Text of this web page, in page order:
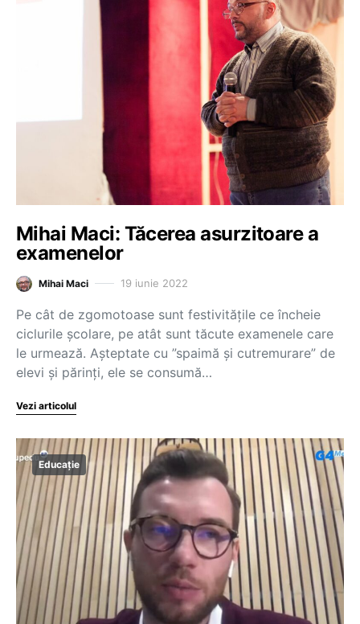
Mihai Maci: Tăcerea asurzitoare a
examenelor
Mihai Maci 19 iunie 2022
Pe cât de zgomotoase sunt festivitățile ce încheie
ciclurile școlare, pe atât sunt tăcute examenele care
le urmează. Așteptate cu ”spaimă și cutremurare” de
elevi și părinți, ele se consumă…
Vezi articolul
Educație